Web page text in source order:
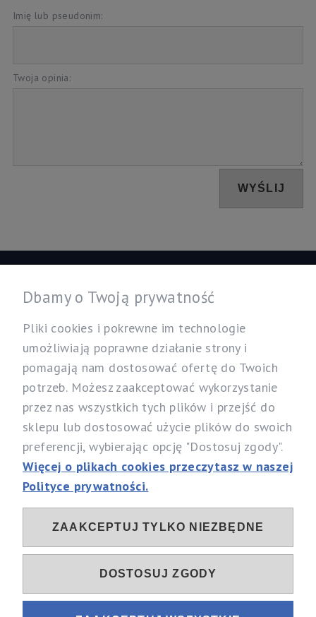
Imię lub pseudonim:
Twoja opinia:
WYŚLIJ
Nasz sklep
Specjalistyczny Sklep dla Alergików Mirosław Rybicki
Sobików 5, 05-530 Góra Kalwaria
woj. mazowieckie
Telefon:537 111 212, 731 603 303
Email:info@alergia-dom.pl
Sociale
Dbamy o Twoją prywatność
Pliki cookies i pokrewne im technologie
umożliwiają poprawne działanie strony i
pomagają nam dostosować ofertę do Twoich
potrzeb. Możesz zaakceptować wykorzystanie
przez nas wszystkich tych plików i przejść do
sklepu lub dostosować użycie plików do swoich
preferencji, wybierając opcję "Dostosuj zgody".
Więcej o plikach cookies przeczytasz w naszej
Polityce prywatności.
ZAAKCEPTUJ TYLKO NIEZBĘDNE
DOSTOSUJ ZGODY